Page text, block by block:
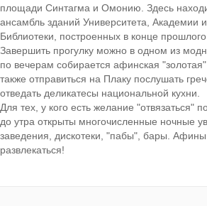
площади Синтагма и Омонию. Здесь
ансамбль зданий Университета, Академии
Библиотеки, построенных в конце прошлого
Завершить прогулку можно в одном из
по вечерам собирается афинская
также отправиться на Плаку послушать
отведать деликатесы национальной кухни.
Для тех, у кого есть желание "отвязаться"
до утра открыты многочисленные ночные
заведения, дискотеки, "пабы", бары. Афины
развлекаться!